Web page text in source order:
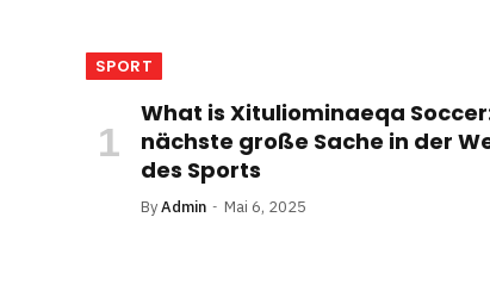
SPORT
What is Xituliominaeqa
nächste große Sache in der
des Sports
ByAdmin Mai 6, 2025